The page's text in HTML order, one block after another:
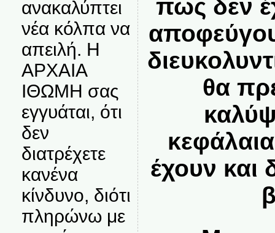
ανακαλύπτει
νέα κόλπα να
απειλή. Η
ΑΡΧΑΙΑ
ΙΘΩΜΗ σας
εγγυάται, ότι
δεν
διατρέχετε
κανένα
κίνδυνο, διότι
πληρώνω με
πως δεν
θα
έχουν και